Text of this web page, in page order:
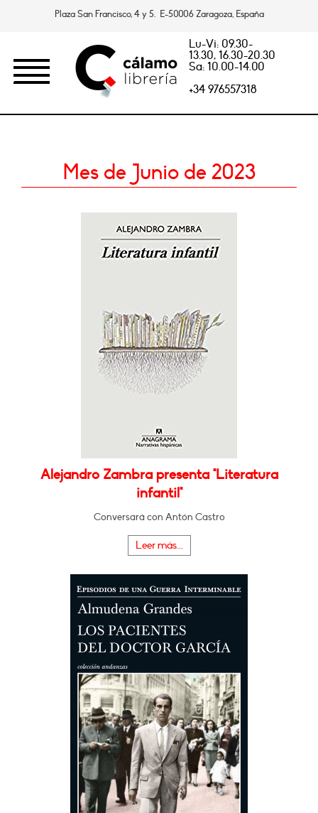
Plaza San Francisco, 4 y 5. E-50006 Zaragoza, España
Lu-Vi: 09.30-
13.30, 16.30-20.30
Sa: 10.00-14.00
+34 976557318
Mes de Junio de 2023
Alejandro Zambra presenta "Literatura
infantil"
Conversará con Antón Castro
Leer más...